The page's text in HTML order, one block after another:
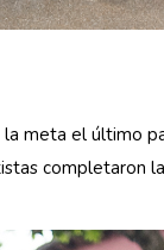
la meta el último
completaron